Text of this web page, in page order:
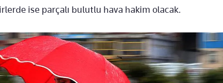
ise parçalı bulutlu hava hakim olacak.